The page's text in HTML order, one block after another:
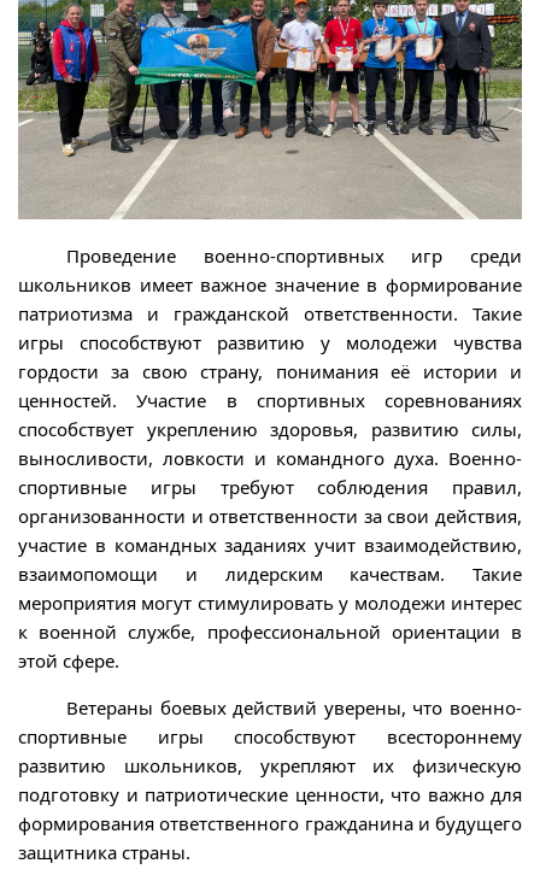
Проведение военно-спортивных игр среди
школьников имеет важное значение в формирование
патриотизма и гражданской ответственности. Такие
игры способствуют развитию у молодежи чувства
гордости за свою страну, понимания её истории и
ценностей. Участие в спортивных соревнованиях
способствует укреплению здоровья, развитию силы,
выносливости, ловкости и командного духа. Военно-
спортивные игры требуют соблюдения правил,
организованности и ответственности за свои действия,
участие в командных заданиях учит взаимодействию,
взаимопомощи и лидерским качествам. Такие
мероприятия могут стимулировать у молодежи интерес
к военной службе, профессиональной ориентации в
этой сфере.
Ветераны боевых действий уверены, что военно-
спортивные игры способствуют всестороннему
развитию школьников, укрепляют их физическую
подготовку и патриотические ценности, что важно для
формирования ответственного гражданина и будущего
защитника страны.